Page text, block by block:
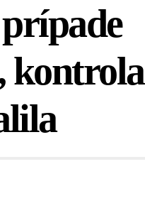
kontrola